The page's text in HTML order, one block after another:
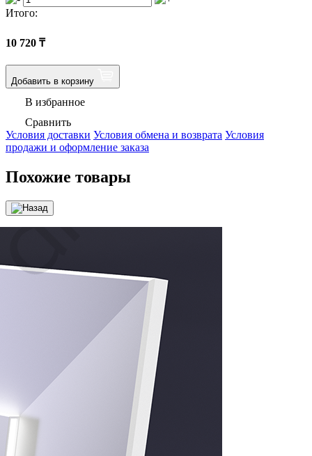
Итого:
10 720 ₸
Добавить в корзину
В избранное
Сравнить
Условия доставки Условия обмена и возврата Условия
продажи и оформление заказа
Похожие товары